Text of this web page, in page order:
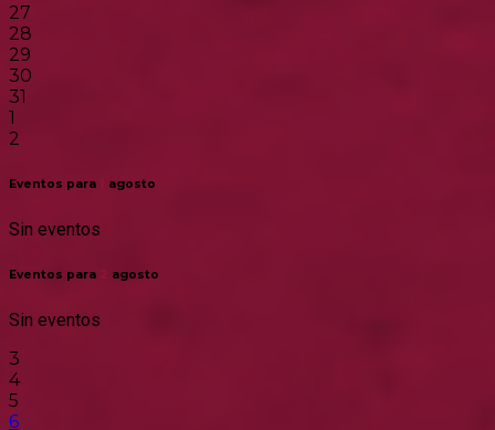
27
28
29
30
31
1
2
Eventos para agosto
Sin eventos
Eventos para agosto
Sin eventos
3
4
5
6